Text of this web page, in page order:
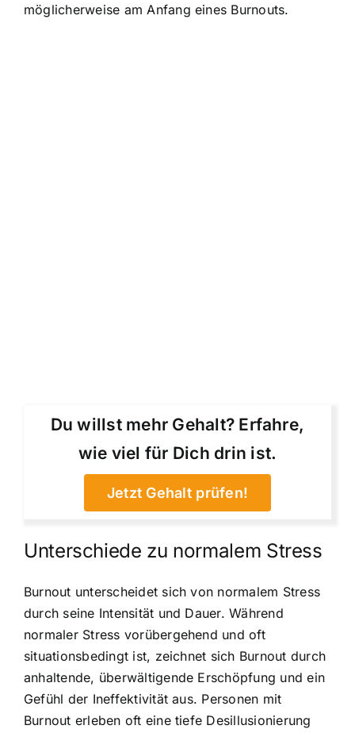
möglicherweise am Anfang eines Burnouts.
Du willst mehr Gehalt? Erfahre,
wie viel für Dich drin ist.
Jetzt Gehalt prüfen!
Unterschiede zu normalem Stress
Burnout unterscheidet sich von normalem Stress
durch seine Intensität und Dauer. Während
normaler Stress vorübergehend und oft
situationsbedingt ist, zeichnet sich Burnout durch
anhaltende, überwältigende Erschöpfung und ein
Gefühl der Ineffektivität aus. Personen mit
Burnout erleben oft eine tiefe Desillusionierung